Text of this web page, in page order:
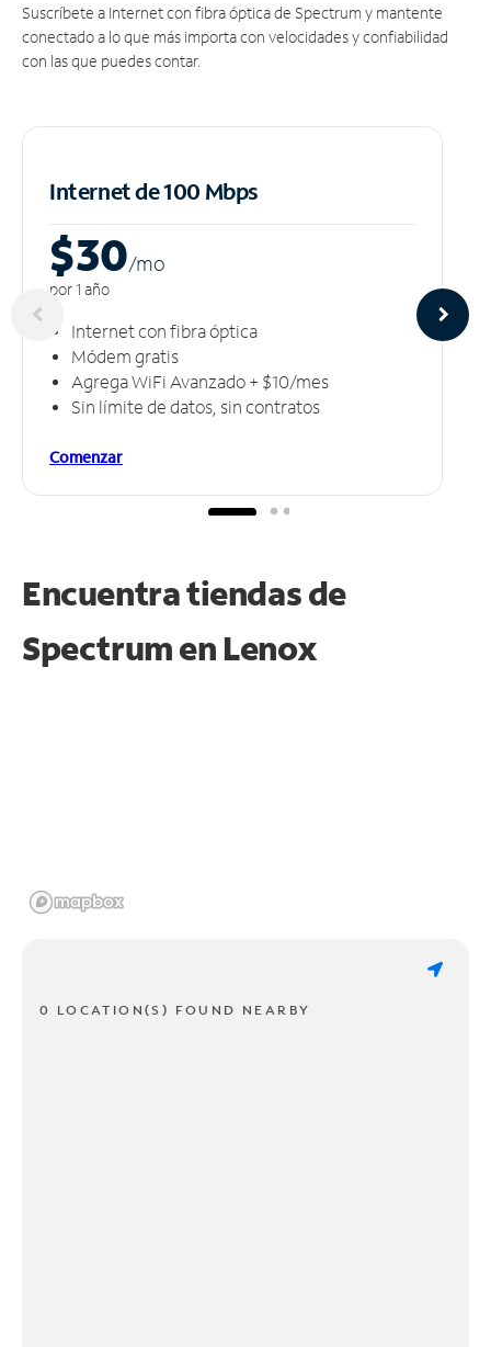
Suscríbete a Internet con fibra óptica de Spectrum y mantente
conectado a lo que más importa con velocidades y confiabilidad
con las que puedes contar.
Internet de 100 Mbps
$30/mo
por 1 año
Internet con fibra óptica
Módem gratis
Agrega WiFi Avanzado + $10/mes
Sin límite de datos, sin contratos
Comenzar
Encuentra tiendas de
Spectrum en Lenox
0 LOCATION(S) FOUND NEARBY